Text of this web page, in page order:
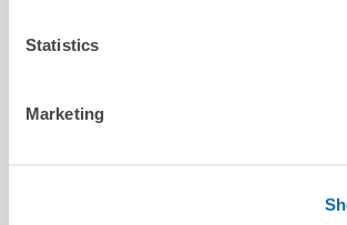
Statistics
Marketing
本日の営業時間